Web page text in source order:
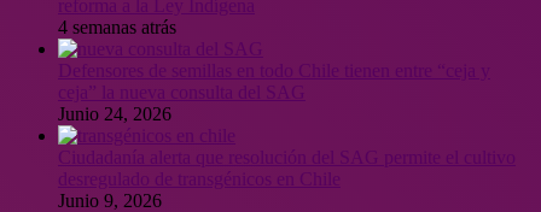
4 semanas atrás
ceja” la nueva consulta del SAG
Junio 24, 2026
Ciudadanía alerta que resolución del SAG permite el cultivo
desregulado de transgénicos en Chile
Junio 9, 2026